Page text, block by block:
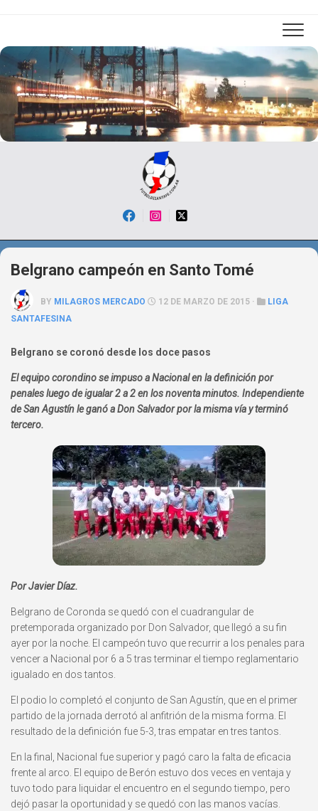
Belgrano campeón en Santo Tomé
BY MILAGROS MERCADO 12 DE MARZO DE 2015 ·
LIGA
SANTAFESINA
Belgrano se coronó desde los doce pasos
El equipo corondino se impuso a Nacional en la definición por
penales luego de igualar 2 a 2 en los noventa minutos. Independiente
de San Agustín le ganó a Don Salvador por la misma vía y terminó
tercero.
Por Javier Díaz.
Belgrano de Coronda se quedó con el cuadrangular de
pretemporada organizado por Don Salvador, que llegó a su fin
ayer por la noche. El campeón tuvo que recurrir a los penales para
vencer a Nacional por 6 a 5 tras terminar el tiempo reglamentario
igualado en dos tantos.
El podio lo completó el conjunto de San Agustín, que en el primer
partido de la jornada derrotó al anfitrión de la misma forma. El
resultado de la definición fue 5-3, tras empatar en tres tantos.
En la final, Nacional fue superior y pagó caro la falta de eficacia
frente al arco. El equipo de Berón estuvo dos veces en ventaja y
tuvo todo para liquidar el encuentro en el segundo tiempo, pero
dejó pasar la oportunidad y se quedó con las manos vacías.